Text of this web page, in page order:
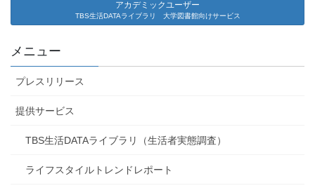
アカデミックユーザー
TBS生活DATAライブラリ 大学図書館向けサービス
メニュー
プレスリリース
提供サービス
TBS生活DATAライブラリ（生活者実態調査）
ライフスタイルトレンドレポート